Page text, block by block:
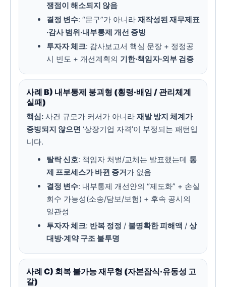
쟁점이 해소되지 않음
결정 변수: “문구”가 아니라 재작성된 재무제표
·감사 범위·내부통제 개선 증빙
투자자 체크: 감사보고서 핵심 문장 + 정정공
시 빈도 + 개선계획의 기한·책임자·외부 검증
사례 B) 내부통제 붕괴형 (횡령·배임 / 관리체계
실패)
핵심: 사건 규모가 커서가 아니라 재발 방지 체계가
증빙되지 않으면 ‘상장기업 자격’이 부정되는 패턴입
니다.
탈락 신호: 책임자 처벌/교체는 발표했는데 통
제 프로세스가 바뀐 증거가 없음
결정 변수: 내부통제 개선안의 “제도화” + 손실
회수 가능성(소송/담보/보험) + 후속 공시의
일관성
투자자 체크: 반복 정정 / 불명확한 피해액 / 상
대방·계약 구조 불투명
사례 C) 회복 불가능 재무형 (자본잠식·유동성 고
갈)